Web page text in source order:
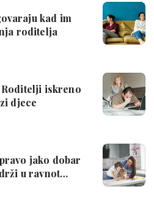
kad im
roditelja
Roditelji iskreno
djece
jako dobar
u ravnot…